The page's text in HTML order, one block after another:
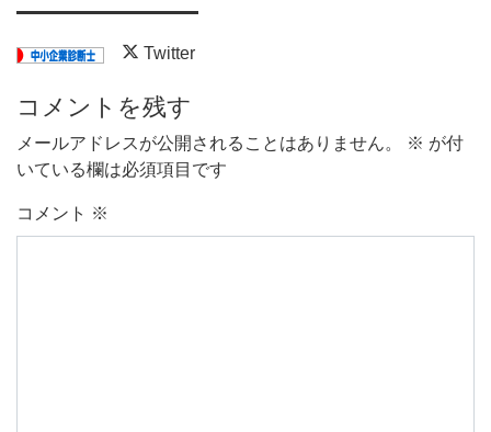
Twitter
コメントを残す
メールアドレスが公開されることはありません。 ※ が付
いている欄は必須項目です
コメント ※